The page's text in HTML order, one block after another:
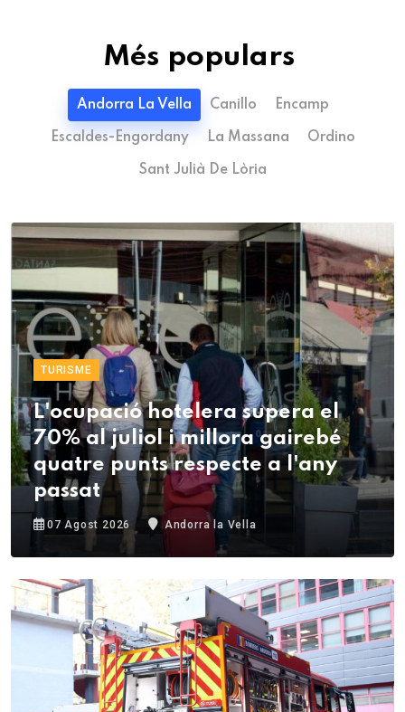
Més populars
Andorra La Vella Canillo Encamp
Escaldes-Engordany La Massana Ordino
Sant Julià De Lòria
TURISME
L'ocupació hotelera supera el
70% al juliol i millora gairebé
quatre punts respecte a l'any
passat
07 Agost 2026 Andorra la Vella